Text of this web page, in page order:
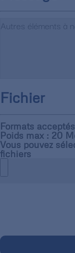
Fichier
Formats
Poids max : 20
Vous pouvez
fichiers